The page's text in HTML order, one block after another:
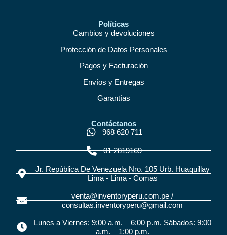
Políticas
Cambios y devoluciones
Protección de Datos Personales
Pagos y Facturación
Envíos y Entregas
Garantías
Contáctanos
968 620 711
01 2819169
Jr. República De Venezuela Nro. 105 Urb. Huaquillay
Lima - Lima - Comas
venta@inventoryperu.com.pe /
consultas.inventoryperu@gmail.com
Lunes a Viernes: 9:00 a.m. – 6:00 p.m. Sábados: 9:00
a.m. – 1:00 p.m.